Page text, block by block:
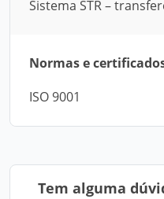
Sistema STR –
Normas e
ISO 9001
Tem alguma